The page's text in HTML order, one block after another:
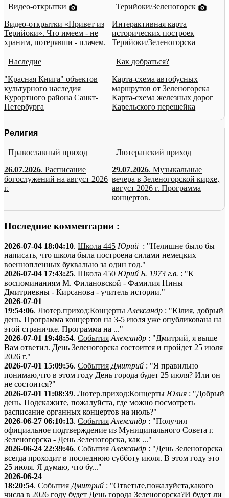
Видео-открытки
Видео-открытки «Привет из
Терийоки». Что имеем - не
храним, потерявши - плачем.
Терийоки/Зеленогорск
Интерактивная карта
исторических построек
Терийоки/Зеленогорска
Наследие
"Красная Книга" объектов
культурного наследия
Курортного района Санкт-
Петербурга
Как добраться?
Карта-схема автобусных
маршрутов от Зеленогорска
Карта-схема железных дорог
Карельского перешейка
Религия
Православный приход
26.07.2026. Расписание
богослужений на август 2026
г.
Лютеранский приход
29.07.2026. Музыкальные
вечера в Зеленогорской кирхе,
август 2026 г. Программа
концертов.
Последние комментарии :
2026-07-04 18:04:10. Школа 445 Юрий : "Нелишне было бы
написать, что школа была построена силами немецких
военнопленных буквально за один год."
2026-07-04 17:43:25. Школа 450 Юрий Б. 1973 г.в. : "К
воспоминаниям М. Филановской - Фамилия Нины
Дмитриевны - Кирсанова - учитель истории."
2026-07-01
19:54:06. Лютер.приход:Концерты Александр : "Юлия, добрый
день. Программа концертов на 3-5 июля уже опубликована на
этой страничке. Программа на ..."
2026-07-01 19:48:54. События Александр : "Дмитрий, я выше
Вам ответил. День Зеленогорска состоится и пройдет 25 июля
2026 г."
2026-07-01 15:09:56. События Дмитрий : "Я правильно
понимаю,что в этом году День города будет 25 июля? Или он
не состоится?"
2026-07-01 11:08:39. Лютер.приход:Концерты Юлия : "Добрый
день. Подскажите, пожалуйста, где можно посмотреть
расписание органных концертов на июль?"
2026-06-27 06:10:13. События Александр : "Получил
официальное подтверждение из Муниципального Совета г.
Зеленогорска - День Зеленогорска, как ..."
2026-06-24 22:39:46. События Александр : "День Зеленогорска
всегда проходит в последнюю субботу июля. В этом году это
25 июля. Я думаю, что бу..."
2026-06-24
18:20:54. События Дмитрий : "Ответьте,пожалуйста,какого
числа в 2026 году будет День города Зеленогорска?И будет ли